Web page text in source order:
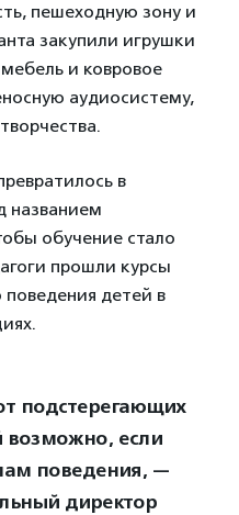
пешеходную зону и
закупили игрушки
и ковровое
аудиосистему,
в
названием
обучение стало
прошли курсы
поведения детей в
подстерегающих
возможно, если
поведения, —
директор